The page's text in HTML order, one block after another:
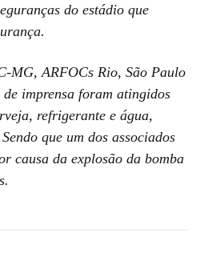
do estádio que
MG, ARFOCs Rio, São Paulo
imprensa foram atingidos
refrigerante e água,
que um dos associados
causa da explosão da bomba